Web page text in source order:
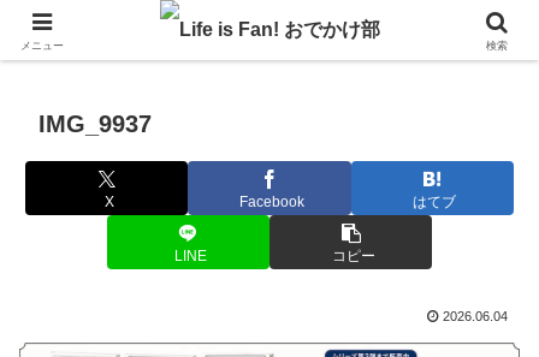
自作キャンピングカーで1年の3分の1を北海道でのんびりバンライフ♪
IMG_9937
X Facebook はてブ
LINE コピー
2026.06.04
メニュー 検索